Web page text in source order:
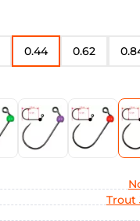
0.44 0.62
Trout